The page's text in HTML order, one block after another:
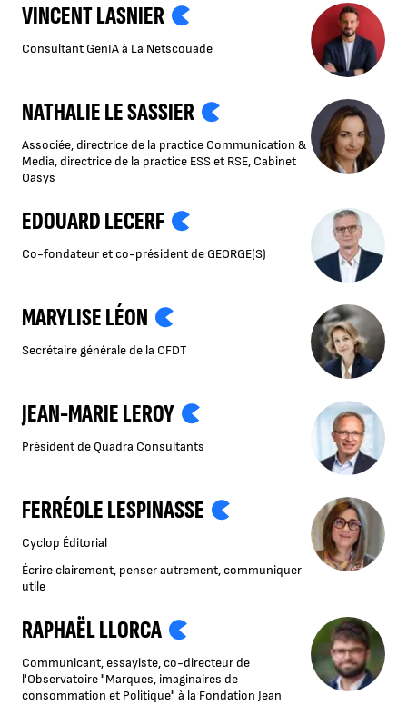
VINCENT LASNIER
Consultant GenIA à La Netscouade
NATHALIE LE SASSIER
Associée, directrice de la practice Communication &
Media, directrice de la practice ESS et RSE, Cabinet
Oasys
EDOUARD LECERF
Co-fondateur et co-président de GEORGE(S)
MARYLISE LÉON
Secrétaire générale de la CFDT
JEAN-MARIE LEROY
Président de Quadra Consultants
FERRÉOLE LESPINASSE
Cyclop Éditorial
Écrire clairement, penser autrement, communiquer
utile
RAPHAËL LLORCA
Communicant, essayiste, co-directeur de
l'Observatoire "Marques, imaginaires de
consommation et Politique" à la Fondation Jean